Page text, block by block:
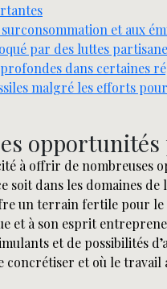
et aux
par des luttes
dans certaines
malgré les efforts
à offrir de nombreuses
soit dans les domaines
un terrain fertile pour
et à son esprit
et de possibilités
concrétiser et où le